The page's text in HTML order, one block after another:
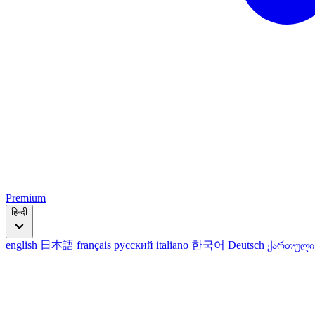
Premium
हिन्दी
english 日本語 français русский italiano 한국어 Deutsch ქართული